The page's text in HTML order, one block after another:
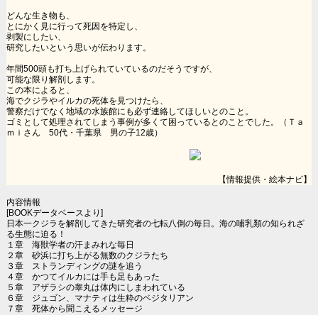
どんな生き物も、
とにかく見に行って死因を特定し、
剥製にしたい、
研究したいという思いが伝わります。
年間500頭も打ち上げられていているのだそうですが、
可能な限り解剖します。
この本によると、
海でクジラやイルカの死体を見つけたら、
警察だけでなく地域の水族館にも必ず連絡してほしいとのこと。
ゴミとして処理されてしまう事例が多くて困っているとのことでした。（Ｔａ
ｍｉさん 50代・千葉県 男の子12歳）
【情報提供・絵本ナビ】
内容情報
[BOOKデータベースより]
日本一クジラを解剖してきた研究者の七転八倒の毎日。海の哺乳類の知られざ
る生態に迫る！
１章 海獣学者の汗まみれな毎日
２章 砂浜に打ち上がる無数のクジラたち
３章 ストランディングの謎を追う
４章 かつてイルカには手も足もあった
５章 アザラシの睾丸は体内にしまわれている
６章 ジュゴン、マナティは生粋のベジタリアン
７章 死体から聞こえるメッセージ